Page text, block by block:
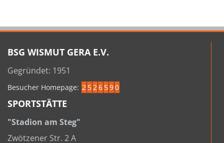
BSG WISMUT GERA E.V.
Gegründet: 1951
Besucher Homepage: 2 526 590
SPORTSTÄTTE
"Stadion am Steg"
Zwötzener Str. 2 A